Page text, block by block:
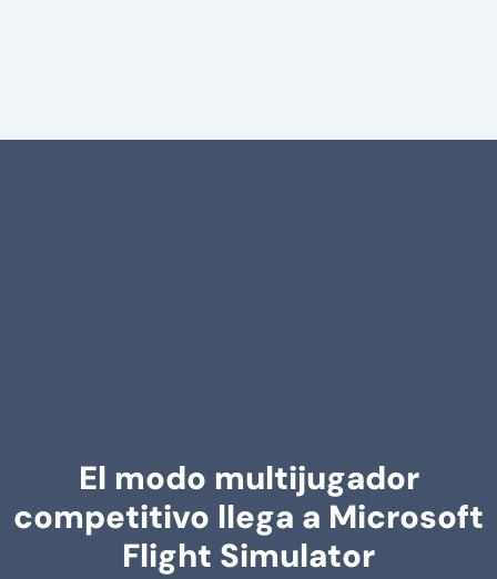
El modo multijugador
competitivo llega a Microsoft
Flight Simulator